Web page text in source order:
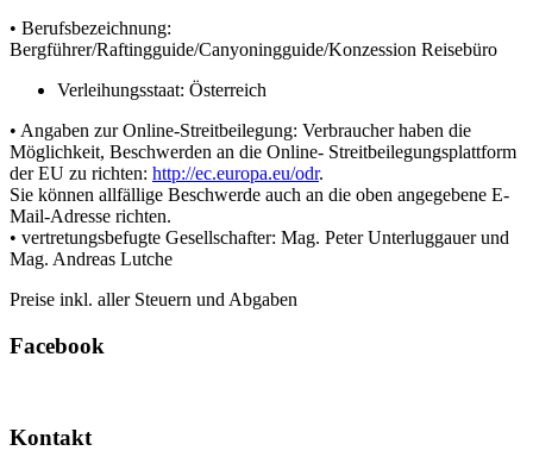
• Berufsbezeichnung:
Bergführer/Raftingguide/Canyoningguide/Konzession Reisebüro
Verleihungsstaat: Österreich
• Angaben zur Online-Streitbeilegung: Verbraucher haben die
Möglichkeit, Beschwerden an die Online- Streitbeilegungsplattform
der EU zu richten: http://ec.europa.eu/odr.
Sie können allfällige Beschwerde auch an die oben angegebene E-
Mail-Adresse richten.
• vertretungsbefugte Gesellschafter: Mag. Peter Unterluggauer und
Mag. Andreas Lutche
Preise inkl. aller Steuern und Abgaben
Facebook
Kontakt